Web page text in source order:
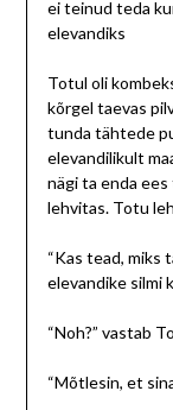
ei teinud teda
elevandiks
Totul oli
kõrgel taevas
tunda tähtede
elevandilikult
nägi ta enda
lehvitas. Totu
“Kas tead, miks
elevandike silmi
“Noh?” vastab
“Mõtlesin, et